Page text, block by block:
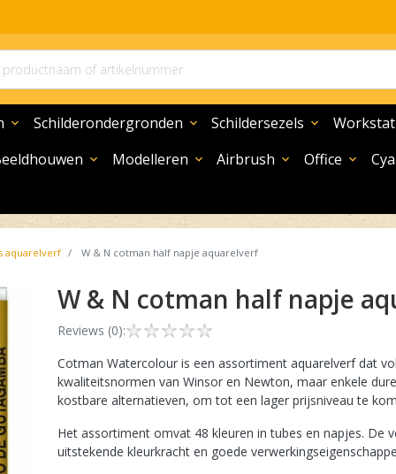
expand_more Schilderondergronden expand_more Schildersezels expand_more
expand_more Modelleren expand_more Airbrush expand_more Office expand_more
aquarelverf W & N cotman half napje aquarelverf
W & N cotman half napje
Reviews (0):
Cotman Watercolour is een assortiment aquarelverf dat
kwaliteitsnormen van Winsor en Newton, maar enkele
kostbare alternatieven, om tot een lager prijsniveau te
Het assortiment omvat 48 kleuren in tubes en napjes. De
uitstekende kleurkracht en goede